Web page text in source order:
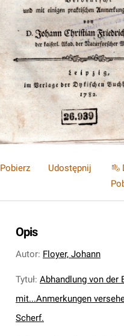
Pobierz Udostępnij
Opis
Autor: Floyer, Johann
Tytuł: Abhandlung von der
mit...Anmerkungen
Scherf.